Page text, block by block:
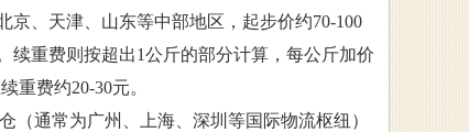
京、天津、山东等中部地区，起步价约70-100
续重费则按超出1公斤的部分计算，每公斤加价
重费约20-30元。
通常为广州、上海、深圳等国际物流枢纽）